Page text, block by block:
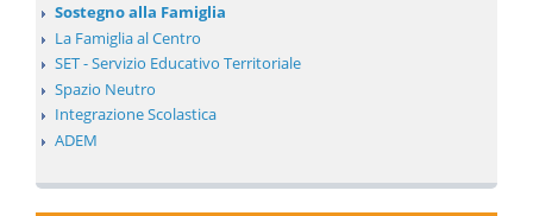
Sostegno alla Famiglia
La Famiglia al Centro
SET - Servizio Educativo Territoriale
Spazio Neutro
Integrazione Scolastica
ADEM